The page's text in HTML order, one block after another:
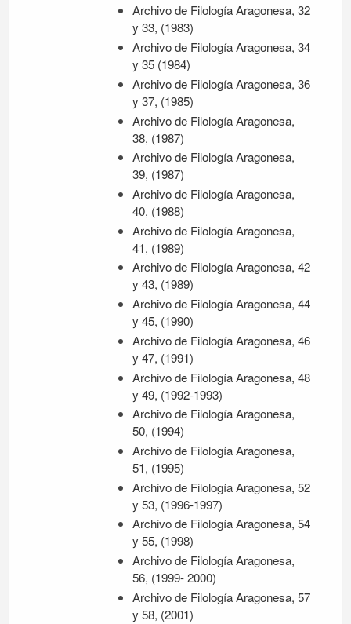
Archivo de Filología Aragonesa, 32
y 33, (1983)
Archivo de Filología Aragonesa, 34
y 35 (1984)
Archivo de Filología Aragonesa, 36
y 37, (1985)
Archivo de Filología Aragonesa,
38, (1987)
Archivo de Filología Aragonesa,
39, (1987)
Archivo de Filología Aragonesa,
40, (1988)
Archivo de Filología Aragonesa,
41, (1989)
Archivo de Filología Aragonesa, 42
y 43, (1989)
Archivo de Filología Aragonesa, 44
y 45, (1990)
Archivo de Filología Aragonesa, 46
y 47, (1991)
Archivo de Filología Aragonesa, 48
y 49, (1992-1993)
Archivo de Filología Aragonesa,
50, (1994)
Archivo de Filología Aragonesa,
51, (1995)
Archivo de Filología Aragonesa, 52
y 53, (1996-1997)
Archivo de Filología Aragonesa, 54
y 55, (1998)
Archivo de Filología Aragonesa,
56, (1999- 2000)
Archivo de Filología Aragonesa, 57
y 58, (2001)